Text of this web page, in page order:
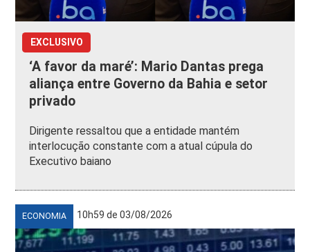
EXCLUSIVO
‘A favor da maré’: Mario Dantas prega
aliança entre Governo da Bahia e setor
privado
Dirigente ressaltou que a entidade mantém
interlocução constante com a atual cúpula do
Executivo baiano
ECONOMIA 10h59 de 03/08/2026